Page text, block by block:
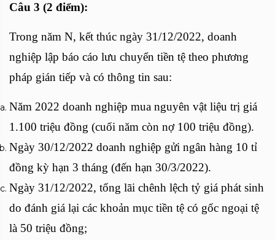
Câu 3 (2 điểm):
Trong năm N, kết thúc ngày 31/12/2022, doanh
nghiệp lập báo cáo lưu chuyển tiền tệ theo phương
pháp gián tiếp và có thông tin sau:
Năm 2022 doanh nghiệp mua nguyên vật liệu trị giá
1.100 triệu đồng (cuối năm còn nợ 100 triệu đồng).
Ngày 30/12/2022 doanh nghiệp gửi ngân hàng 10 tỉ
đồng kỳ hạn 3 tháng (đến hạn 30/3/2022).
Ngày 31/12/2022, tổng lãi chênh lệch tỷ giá phát sinh
do đánh giá lại các khoản mục tiền tệ có gốc ngoại tệ
là 50 triệu đồng;